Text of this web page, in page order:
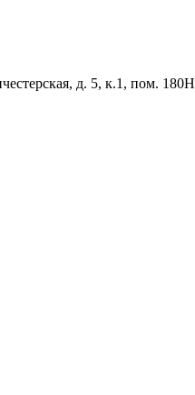
д. 5, к.1, пом. 180Н